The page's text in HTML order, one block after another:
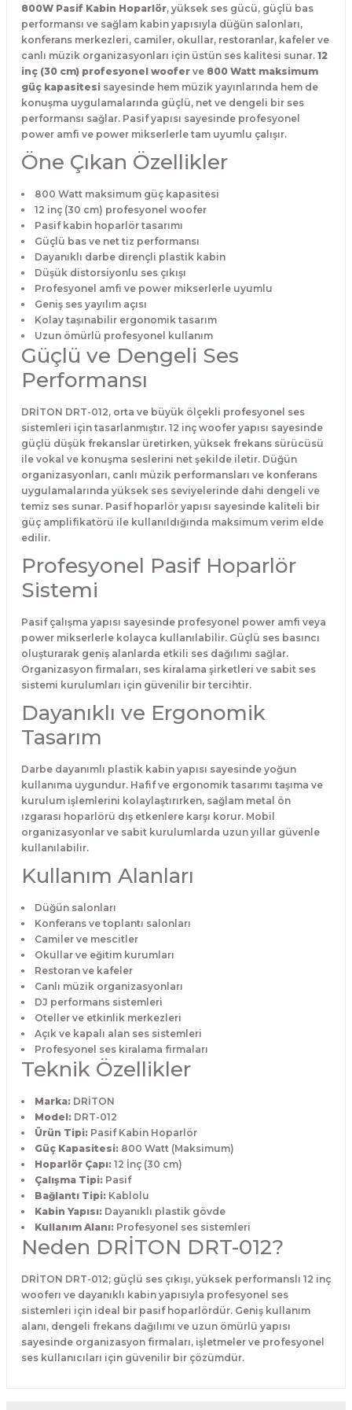
800W Pasif Kabin Hoparlör, yüksek ses gücü, güçlü bas
performansı ve sağlam kabin yapısıyla düğün salonları,
konferans merkezleri, camiler, okullar, restoranlar, kafeler ve
canlı müzik organizasyonları için üstün ses kalitesi sunar. 12
inç (30 cm) profesyonel woofer ve 800 Watt maksimum
güç kapasitesi sayesinde hem müzik yayınlarında hem de
konuşma uygulamalarında güçlü, net ve dengeli bir ses
performansı sağlar. Pasif yapısı sayesinde profesyonel
power amfi ve power mikserlerle tam uyumlu çalışır.
Öne Çıkan Özellikler
800 Watt maksimum güç kapasitesi
12 inç (30 cm) profesyonel woofer
Pasif kabin hoparlör tasarımı
Güçlü bas ve net tiz performansı
Dayanıklı darbe dirençli plastik kabin
Düşük distorsiyonlu ses çıkışı
Profesyonel amfi ve power mikserlerle uyumlu
Geniş ses yayılım açısı
Kolay taşınabilir ergonomik tasarım
Uzun ömürlü profesyonel kullanım
Güçlü ve Dengeli Ses
Performansı
DRİTON DRT-012, orta ve büyük ölçekli profesyonel ses
sistemleri için tasarlanmıştır. 12 inç woofer yapısı sayesinde
güçlü düşük frekanslar üretirken, yüksek frekans sürücüsü
ile vokal ve konuşma seslerini net şekilde iletir. Düğün
organizasyonları, canlı müzik performansları ve konferans
uygulamalarında yüksek ses seviyelerinde dahi dengeli ve
temiz ses sunar. Pasif hoparlör yapısı sayesinde kaliteli bir
güç amplifikatörü ile kullanıldığında maksimum verim elde
edilir.
Profesyonel Pasif Hoparlör
Sistemi
Pasif çalışma yapısı sayesinde profesyonel power amfi veya
power mikserlerle kolayca kullanılabilir. Güçlü ses basıncı
oluşturarak geniş alanlarda etkili ses dağılımı sağlar.
Organizasyon firmaları, ses kiralama şirketleri ve sabit ses
sistemi kurulumları için güvenilir bir tercihtir.
Dayanıklı ve Ergonomik
Tasarım
Darbe dayanımlı plastik kabin yapısı sayesinde yoğun
kullanıma uygundur. Hafif ve ergonomik tasarımı taşıma ve
kurulum işlemlerini kolaylaştırırken, sağlam metal ön
ızgarası hoparlörü dış etkenlere karşı korur. Mobil
organizasyonlar ve sabit kurulumlarda uzun yıllar güvenle
kullanılabilir.
Kullanım Alanları
Düğün salonları
Konferans ve toplantı salonları
Camiler ve mescitler
Okullar ve eğitim kurumları
Restoran ve kafeler
Canlı müzik organizasyonları
DJ performans sistemleri
Oteller ve etkinlik merkezleri
Açık ve kapalı alan ses sistemleri
Profesyonel ses kiralama firmaları
Teknik Özellikler
Marka: DRİTON
Model: DRT-012
Ürün Tipi: Pasif Kabin Hoparlör
Güç Kapasitesi: 800 Watt (Maksimum)
Hoparlör Çapı: 12 İnç (30 cm)
Çalışma Tipi: Pasif
Bağlantı Tipi: Kablolu
Kabin Yapısı: Dayanıklı plastik gövde
Kullanım Alanı: Profesyonel ses sistemleri
Neden DRİTON DRT-012?
DRİTON DRT-012; güçlü ses çıkışı, yüksek performanslı 12 inç
wooferı ve dayanıklı kabin yapısıyla profesyonel ses
sistemleri için ideal bir pasif hoparlördür. Geniş kullanım
alanı, dengeli frekans dağılımı ve uzun ömürlü yapısı
sayesinde organizasyon firmaları, işletmeler ve profesyonel
ses kullanıcıları için güvenilir bir çözümdür.